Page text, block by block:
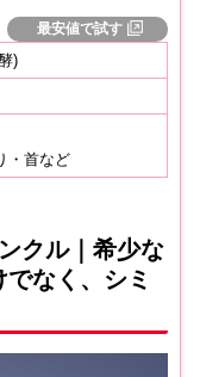
最安値で試す
)
・首など
クル｜希少な
なく、シミ